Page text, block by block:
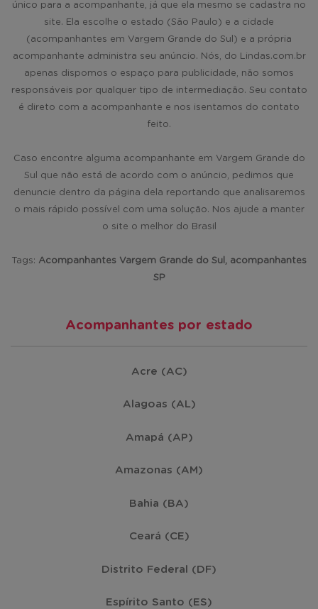
único para a acompanhante, já que ela mesmo se cadastra no
site. Ela escolhe o estado (São Paulo) e a cidade
(acompanhantes em Vargem Grande do Sul) e a própria
acompanhante administra seu anúncio. Nós, do Lindas.com.br
apenas dispomos o espaço para publicidade, não somos
responsáveis por qualquer tipo de intermediação. Seu contato
é direto com a acompanhante e nos isentamos do contato
feito.
Caso encontre alguma acompanhante em Vargem Grande do
Sul que não está de acordo com o anúncio, pedimos que
denuncie dentro da página dela reportando que analisaremos
o mais rápido possível com uma solução. Nos ajude a manter
o site o melhor do Brasil
Tags: Acompanhantes Vargem Grande do Sul, acompanhantes
SP
Acompanhantes por estado
Acre (AC)
Alagoas (AL)
Amapá (AP)
Amazonas (AM)
Bahia (BA)
Ceará (CE)
Distrito Federal (DF)
Espírito Santo (ES)